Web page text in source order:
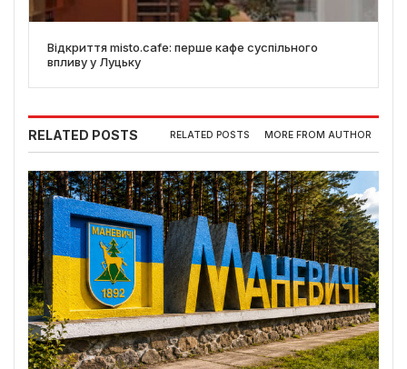
Відкриття misto.cafe: перше кафе суспільного
впливу у Луцьку
RELATED POSTS RELATED POSTS MORE FROM AUTHOR